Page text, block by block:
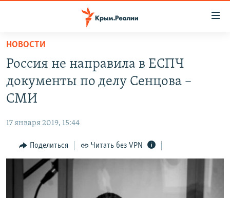
Вернуться
основному
содержанию
Вернутся
главной
навигации
Вернутся
поиску
ГРУЗ 200
11 ЛЕТ ОККУПАЦИИ КРЫМА. 11 ИСТОРИЙ СОПРОТИВЛЕНИЯ
ВОДА
ЕЩЕ
ИНТЕРАКТИВ
ИНФОГРАФИКА
ТЕЛЕПРОЕКТ КРЫМ.РЕАЛИИ
РАДІО СВОБОДА
КАК ОБОЙТИ БЛОКИРОВКУ
Українською
НОВОСТИ
Россия не направила в ЕСПЧ
документы по делу Сенцова –
СМИ
17 января 2019, 15:44
Поделиться Читать без VPN